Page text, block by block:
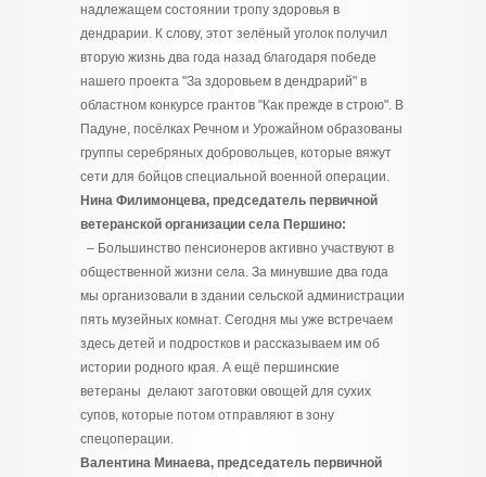
надлежащем состоянии тропу здоровья в
дендрарии. К слову, этот зелёный уголок получил
вторую жизнь два года назад благодаря победе
нашего проекта "За здоровьем в дендрарий" в
областном конкурсе грантов "Как прежде в строю". В
Падуне, посёлках Речном и Урожайном образованы
группы серебряных добровольцев, которые вяжут
сети для бойцов специальной военной операции.
Нина Филимонцева, председатель первичной
ветеранской организации села Першино:
– Большинство пенсионеров активно участвуют в
общественной жизни села. За минувшие два года
мы организовали в здании сельской администрации
пять музейных комнат. Сегодня мы уже встречаем
здесь детей и подростков и рассказываем им об
истории родного края. А ещё першинские
ветераны делают заготовки овощей для сухих
супов, которые потом отправляют в зону
спецоперации.
Валентина Минаева, председатель первичной